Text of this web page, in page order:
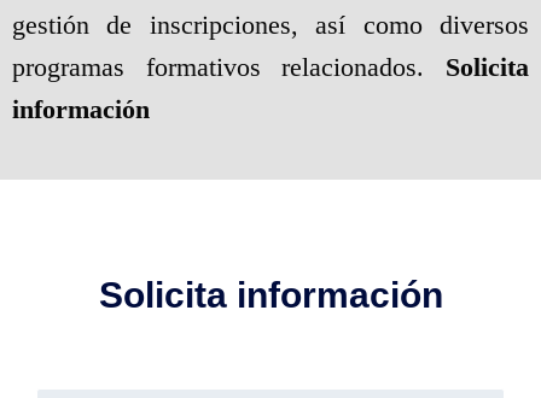
gestión de inscripciones, así como diversos
programas formativos relacionados. Solicita
información
Solicita información